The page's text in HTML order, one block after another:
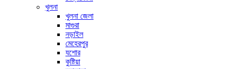
খুলনা
খুলনা জেলা
মাগুরা
নড়াইল
মেহেরপুর
যশোর
কুষ্টিয়া